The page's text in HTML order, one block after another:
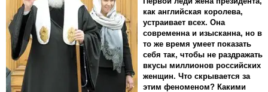
как английская королева,
устраивает всех. Она
современна и изысканна, но в
то же время умеет показать
себя так, чтобы не раздражать
вкусы миллионов российских
женщин. Что скрывается за
этим феноменом? Какими